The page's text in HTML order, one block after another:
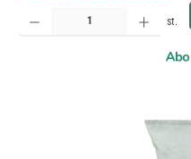
Produktkvantitet: Ange önskat belopp eller
st.